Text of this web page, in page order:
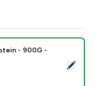
Whey Protein - 900G -
- 900G -